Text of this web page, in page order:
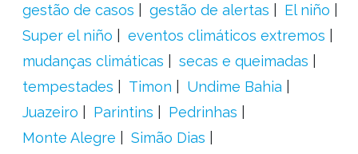
gestão de casos
gestão de alertas
El niño
Super el niño
eventos climáticos extremos
mudanças climáticas
secas e queimadas
tempestades
Timon
Undime Bahia
Juazeiro
Parintins
Pedrinhas
Monte Alegre
Simão Dias